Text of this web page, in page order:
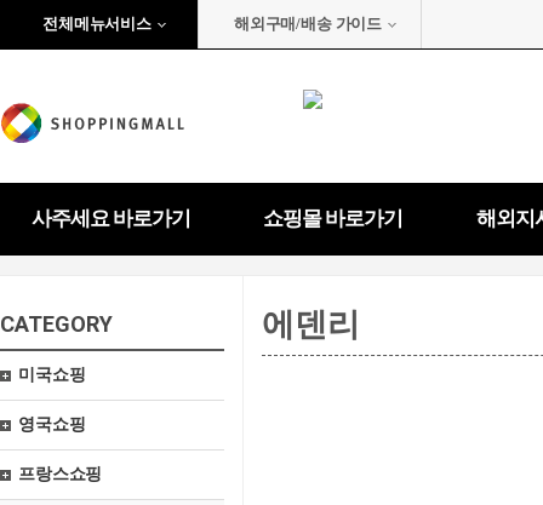
전체메뉴서비스 해외구매/배송 가이드
사주세요 바로가기 쇼핑몰 바로가기 해외지
CATEGORY
미국쇼핑
영국쇼핑
프랑스쇼핑
에덴리